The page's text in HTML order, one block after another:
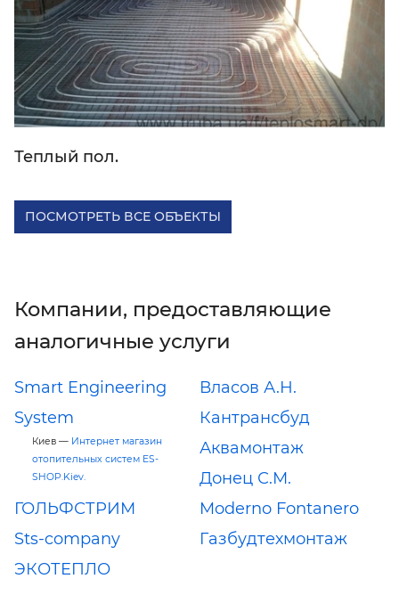
Теплый пол.
ПОСМОТРЕТЬ ВСЕ ОБЪЕКТЫ
Компании, предоставляющие
аналогичные услуги
Smart Engineering
System
Киев — Интернет магазин
отопительных систем ES-
SHOP.Kiev.
Власов А.Н.
Кантрансбуд
Аквамонтаж
Донец С.М.
ГОЛЬФСТРИМ
Moderno Fontanero
Sts-company
Газбудтехмонтаж
ЭКОТЕПЛО